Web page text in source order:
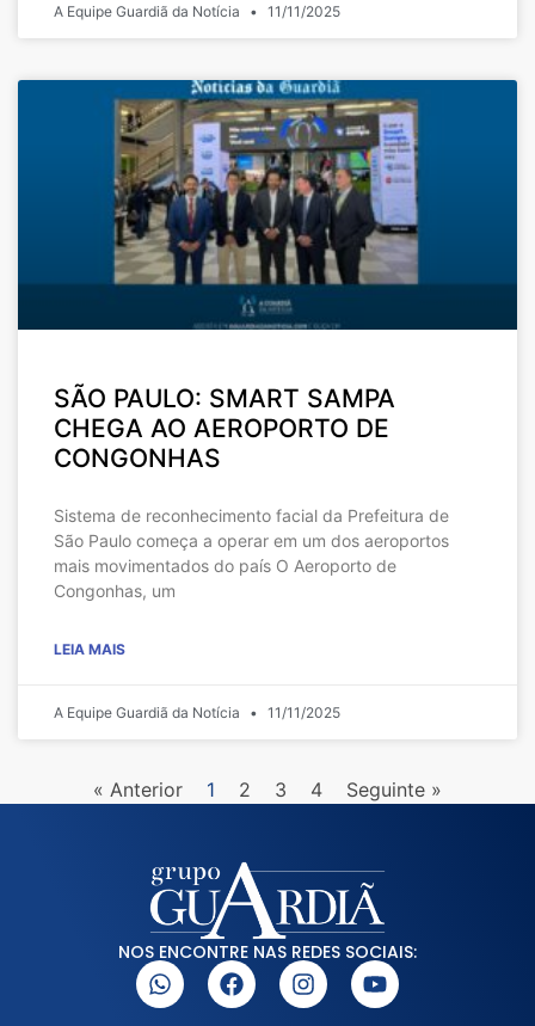
A Equipe Guardiã da Notícia 11/11/2025
SÃO PAULO: SMART SAMPA
CHEGA AO AEROPORTO DE
CONGONHAS
Sistema de reconhecimento facial da Prefeitura de
São Paulo começa a operar em um dos aeroportos
mais movimentados do país O Aeroporto de
Congonhas, um
LEIA MAIS
A Equipe Guardiã da Notícia 11/11/2025
« Anterior 1 2 3 4 Seguinte »
NOS ENCONTRE NAS REDES SOCIAIS: